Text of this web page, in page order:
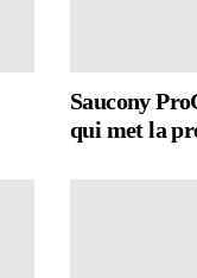
Saucony
qui met la